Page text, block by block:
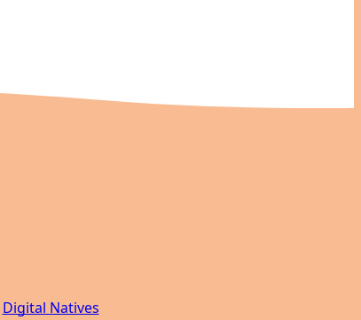
Digital Natives